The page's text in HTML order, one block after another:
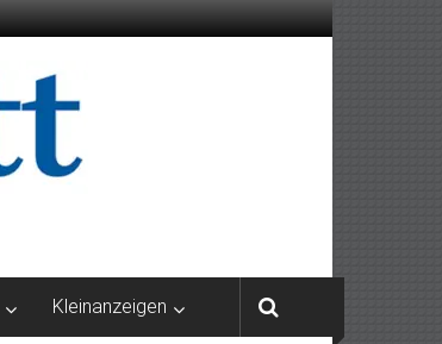
Kleinanzeigen